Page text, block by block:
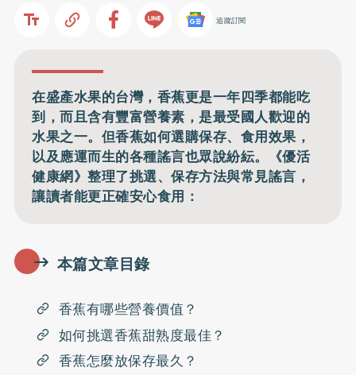
追蹤訂閱
在盛產水果的台灣，香蕉更是一年四季都能吃
到，而且含有豐富營養素，是最受國人歡迎的
水果之一。但香蕉如何選購保存、食用效果，
以及應運而生的各種謠言也眾說紛紜。《優活
健康網》整理了挑選、保存方法與常見謠言，
讓讀者能更正確安心食用：
本篇文章目錄
香蕉有哪些營養價值？
如何挑選香蕉甜熟度最佳？
香蕉怎麼放保存最久？